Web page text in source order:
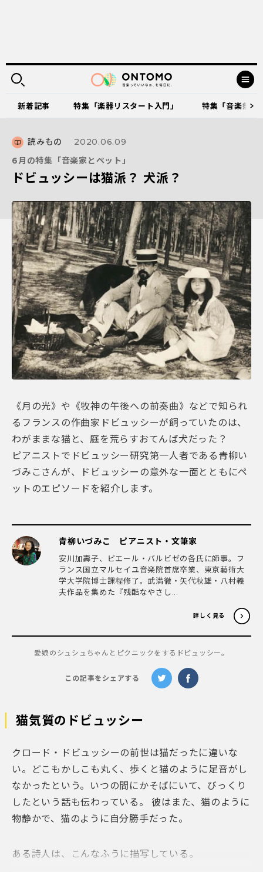
新着記事 特集「楽器リスタート入門」 特集「音楽祭
読みもの
2020.06.09
6月の特集「音楽家とペット」
ドビュッシーは猫派？ 犬派？
《月の光》や《牧神の午後への前奏曲》などで知られ
るフランスの作曲家ドビュッシーが飼っていたのは、
わがままな猫と、庭を荒らすおてんば犬だった？
ピアニストでドビュッシー研究第一人者である青柳い
づみこさんが、ドビュッシーの意外な一面とともにペ
ットのエピソードを紹介します。
青柳いづみこ ピアニスト・文筆家
安川加壽子、ピエール・バルビゼの各氏に師事。フ
ランス国立マルセイユ音楽院首席卒業、東京藝術大
学大学院博士課程修了。武満徹・矢代秋雄・八村義
夫作品を集めた『残酷なやさし...
詳しく見る
愛娘のシュシュちゃんとピクニックをするドビュッシー。
この記事をシェアする
猫気質のドビュッシー
クロード・ドビュッシーの前世は猫だったに違いな
い。どこもかしこも丸く、歩くと猫のように足音がし
なかったという。いつの間にかそばにいて、びっくり
したという話も伝わっている。 彼はまた、猫のように
物静かで、猫のように自分勝手だった。
ある詩人は、こんなふうに描写している。